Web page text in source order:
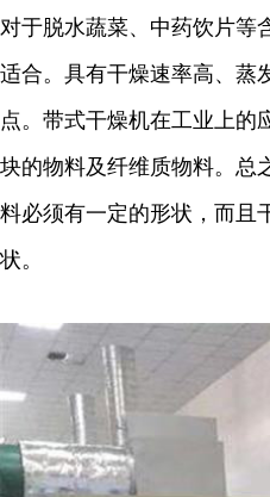
对于脱水蔬菜、中药饮片等
适合。具有干燥速率高、蒸
点。带式干燥机在工业上的
块的物料及纤维质物料。总
料必须有一定的形状，而且
状。